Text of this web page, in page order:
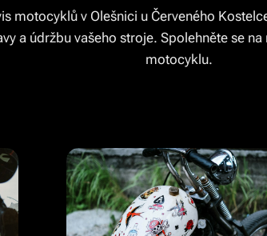
motocyklů v Olešnici u Červeného
a údržbu vašeho stroje. Spolehněte se
motocyklu.